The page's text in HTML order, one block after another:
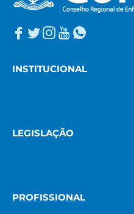
INSTITUCIONAL
LEGISLAÇÃO
PROFISSIONAL